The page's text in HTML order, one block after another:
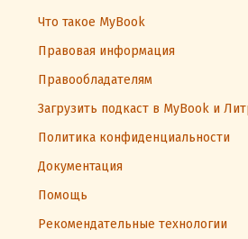
Что такое MyBook
Правовая информация
Правообладателям
Загрузить подкаст в MyBook и
Политика конфиденциальности
Документация
Помощь
Рекомендательные технологии